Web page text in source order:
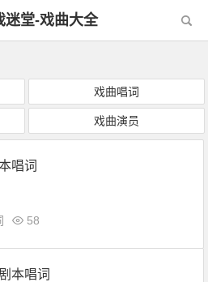
迷堂-戏曲大全
戏曲唱词
戏曲演员
唱词
58
本唱词